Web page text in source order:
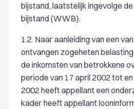
bijstand, laatstelijk ingevolge
bijstand (WWB).
1.2. Naar aanleiding van een
ontvangen zogeheten
de inkomsten van betrokkene
periode van 17 april 2002 tot
2002 heeft appellant een
kader heeft appellant